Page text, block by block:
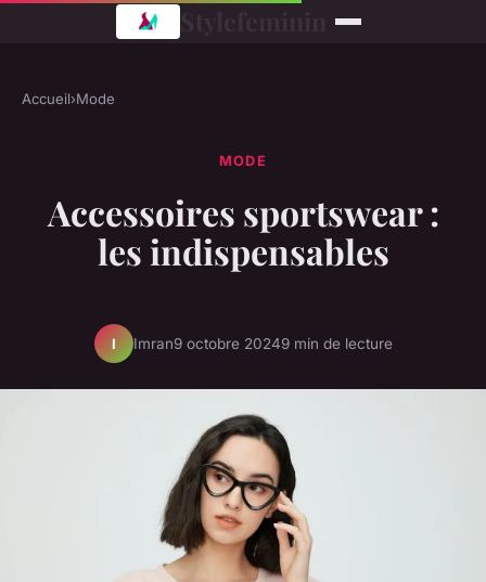
Accueil›Mode
MODE
Accessoires sportswear :
les indispensables
I Imran9 octobre 20249 min de lecture